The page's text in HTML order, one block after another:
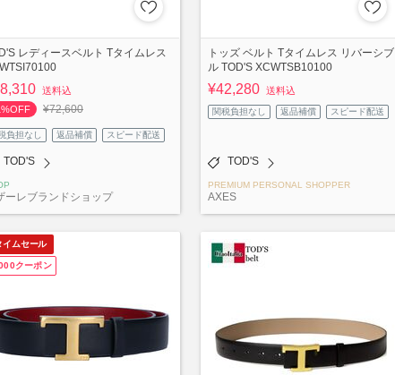
レディースベルト Tタイムレス
送料込
¥72,600
負担なし 返品補償 スピード配送
TOD'S
ーレブランドショップ
トッズ ベルト Tタイムレス リバーシブ
ル TOD'S XCWTSB10100
¥42,280 送料込
関税負担なし 返品補償 スピード配送
TOD'S
PREMIUM PERSONAL SHOPPER
AXES
イムセール
クーポン